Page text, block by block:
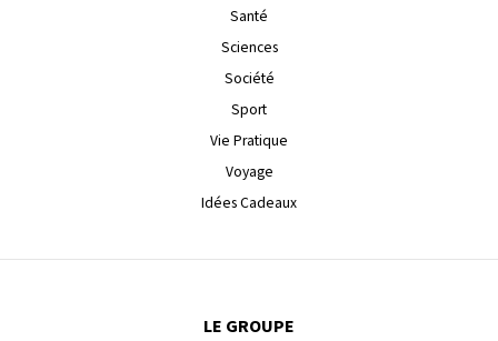
Santé
Sciences
Société
Sport
Vie Pratique
Voyage
Idées Cadeaux
LE GROUPE